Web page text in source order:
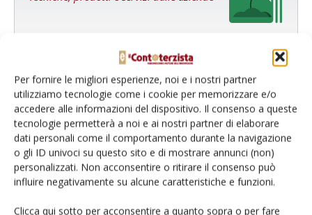
Per fornire le migliori esperienze, noi e i nostri partner
utilizziamo tecnologie come i cookie per memorizzare e/o
accedere alle informazioni del dispositivo. Il consenso a queste
tecnologie permetterà a noi e ai nostri partner di elaborare
dati personali come il comportamento durante la navigazione
o gli ID univoci su questo sito e di mostrare annunci (non)
personalizzati. Non acconsentire o ritirare il consenso può
influire negativamente su alcune caratteristiche e funzioni.
Clicca qui sotto per acconsentire a quanto sopra o per fare
Catalogo Aziende e Prodotti
Un modo semplice per cercare un'azienda o un
prodotto!